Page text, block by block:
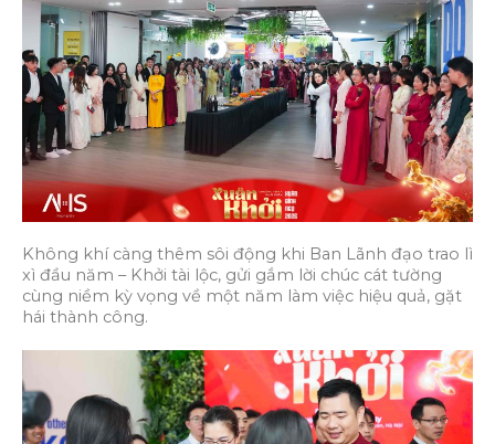
Không khí càng thêm sôi động khi Ban Lãnh đạo trao lì
xì đầu năm – Khởi tài lộc, gửi gắm lời chúc cát tường
cùng niềm kỳ vọng về một năm làm việc hiệu quả, gặt
hái thành công.